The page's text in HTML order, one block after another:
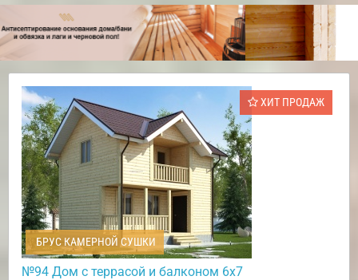
ХИТ ПРОДАЖ
БРУС КАМЕРНОЙ СУШКИ
№94 Дом с террасой и балконом 6х7